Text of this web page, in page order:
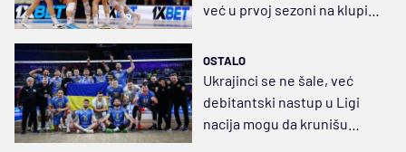
već u prvoj sezoni na klupi
OSTALO
Ukrajinci se ne šale, već
debitantski nastup u Ligi
nacija mogu da krunišu